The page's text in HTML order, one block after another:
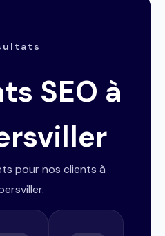
SEO à
pour nos clients à